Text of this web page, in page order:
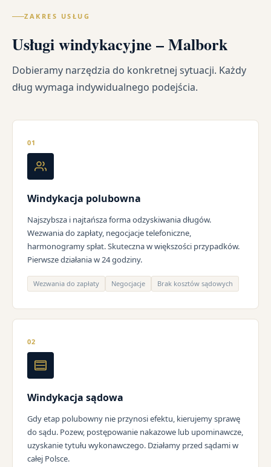
ZAKRES USŁUG
Usługi windykacyjne – Malbork
Dobieramy narzędzia do konkretnej sytuacji. Każdy
dług wymaga indywidualnego podejścia.
01
Windykacja polubowna
Najszybsza i najtańsza forma odzyskiwania długów.
Wezwania do zapłaty, negocjacje telefoniczne,
harmonogramy spłat. Skuteczna w większości przypadków.
Pierwsze działania w 24 godziny.
Wezwania do zapłaty Negocjacje Brak kosztów sądowych
02
Windykacja sądowa
Gdy etap polubowny nie przynosi efektu, kierujemy sprawę
do sądu. Pozew, postępowanie nakazowe lub upominawcze,
uzyskanie tytułu wykonawczego. Działamy przed sądami w
całej Polsce.